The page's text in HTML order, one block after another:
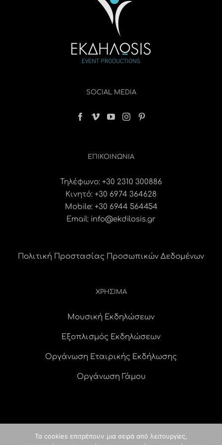
SOCIAL MEDIA
ΕΠΙΚΟΙΝΩΝΊΑ
Τηλέφωνο: +30 2310 300886
Κινητό: +30 6974 364628
Mobile: +30 6944 564454
Email: info@ekdilosis.gr
Πολιτική Προστασίας Προσωπικών Δεδομένων
ΧΡΗΣΙΜΑ
Μουσική Εκδηλώσεων
Εξοπλισμός Εκδηλώσεων
Οργάνωση Εταιρικής Εκδήλωσης
Οργάνωση Γάμου
Τα cookies επιτρέπουν μια σειρά από λειτουργίες,